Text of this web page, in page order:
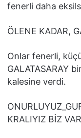
fenerli daha
ÖLENE KADAR,
Onlar fenerli,
GALATASARAY
kalesine verdi.
KRALIYIZ BİZ